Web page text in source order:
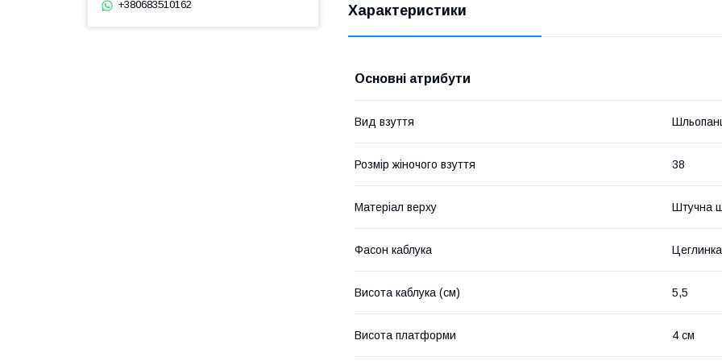
Характеристики
Основні атрибути
Вид взуття
Розмір жіночого взуття 38
Матеріал верху Штучна
Фасон каблука Цеглинка
Висота каблука (см) 5,5
Висота платформи 4 см
+380683510162